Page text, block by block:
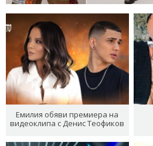
Емилия обяви премиера на
видеоклипа с Денис Теофиков